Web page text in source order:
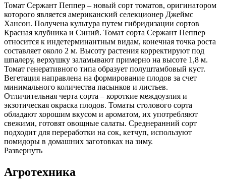
Томат Сержант Пеппер – новый сорт томатов, оригинатором
которого является американский селекционер Джеймс
Хансон. Получена культура путем гибридизации сортов
Красная клубника и Синий. Томат сорта Сержант Пеппер
относится к индетерминантным видам, конечная точка роста
составляет около 2 м. Высоту растения корректируют под
шпалеру, верхушку заламывают примерно на высоте 1,8 м.
Томат генеративного типа образует полуштамбовый куст.
Вегетация направлена на формирование плодов за счет
минимального количества пасынков и листьев.
Отличительная черта сорта – короткие междоузлия и
экзотическая окраска плодов. Томаты столового сорта
обладают хорошим вкусом и ароматом, их употребляют
свежими, готовят овощные салаты. Среднеранний сорт
подходит для переработки на сок, кетчуп, используют
помидоры в домашних заготовках на зиму.
Развернуть
Агротехника